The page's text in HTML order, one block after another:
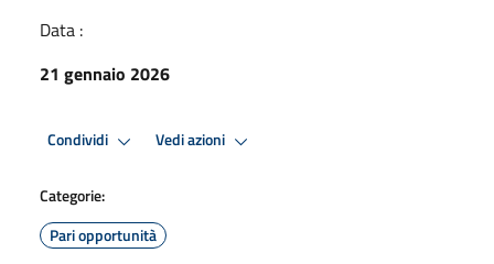
Data :
21 gennaio 2026
Condividi Vedi azioni
Categorie:
Pari opportunità